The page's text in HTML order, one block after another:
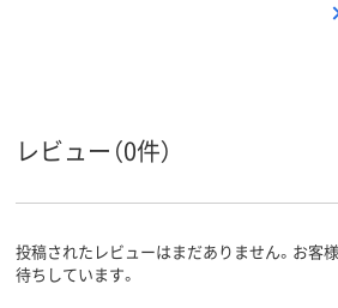
レビュー（0件）
投稿されたレビューはまだありません。お客
待ちしています。